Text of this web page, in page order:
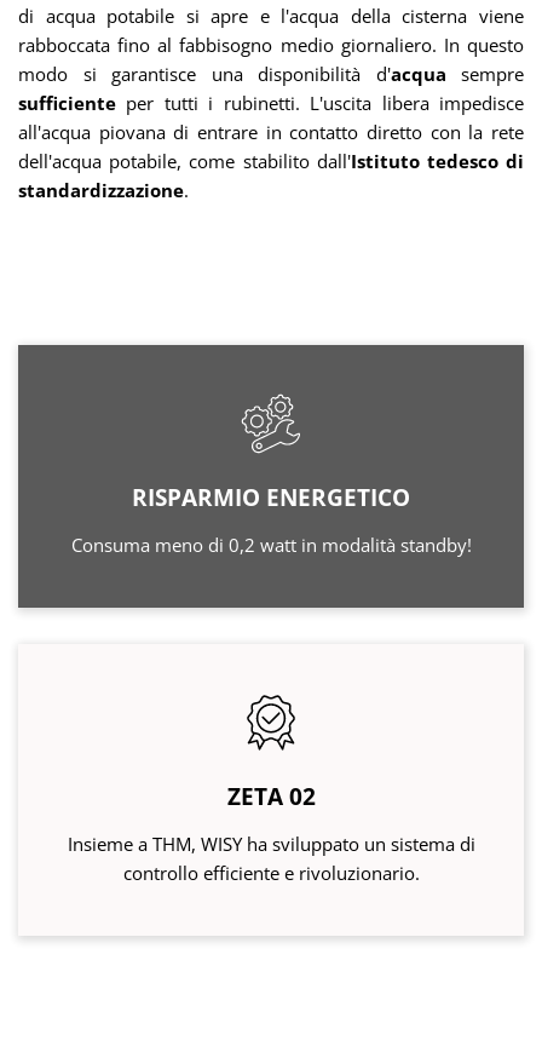
di acqua potabile si apre e l'acqua della cisterna viene
rabboccata fino al fabbisogno medio giornaliero. In questo
modo si garantisce una disponibilità d'acqua sempre
sufficiente per tutti i rubinetti. L'uscita libera impedisce
all'acqua piovana di entrare in contatto diretto con la rete
dell'acqua potabile, come stabilito dall'Istituto tedesco di
standardizzazione.
RISPARMIO ENERGETICO
Consuma meno di 0,2 watt in modalità standby!
ZETA 02
Insieme a THM, WISY ha sviluppato un sistema di
controllo efficiente e rivoluzionario.